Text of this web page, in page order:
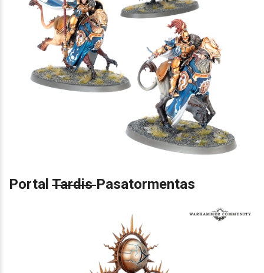
Portal TardisPasatormentas